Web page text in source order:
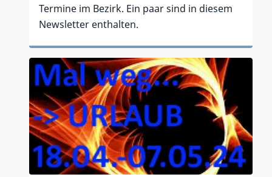
Termine im Bezirk. Ein paar sind in diesem
Newsletter enthalten.
Zum Artikel